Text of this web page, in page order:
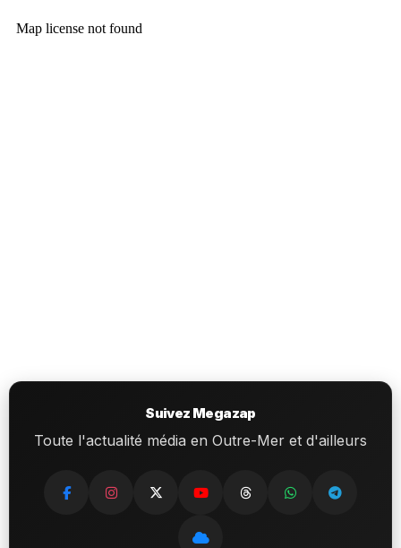
Suivez Megazap
Toute l'actualité média en Outre-Mer et d'ailleurs